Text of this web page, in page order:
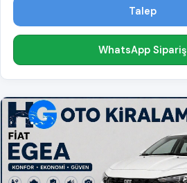
Talep
WhatsApp Sipariş